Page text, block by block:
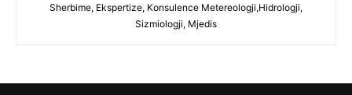
Sherbime, Ekspertize, Konsulence Metereologji,Hidrologji,
Sizmiologji, Mjedis